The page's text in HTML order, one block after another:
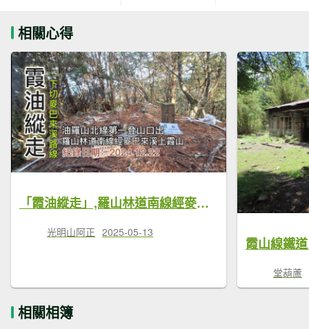
相關心得
「霞油縱走」,羅山林道南線經麥巴來溪上霞山,縱走稜線經油羅山回北線第一登山口,南線8.6K後段支離破碎已成斷壁危崖要進入請三思
光明山阿正 2025-05-13
霞山線鐵
堂葫蘆
相關相簿